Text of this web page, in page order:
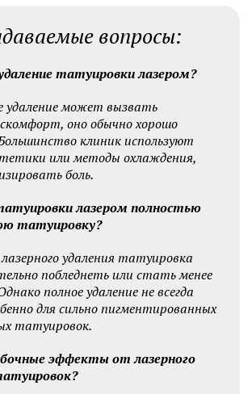
вопросы:
татуировки лазером?
удаление может вызвать
оно обычно хорошо
клиник используют
или методы охлаждения,
боль.
лазером полностью
татуировку?
удаления татуировка
побледнеть или стать менее
полное удаление не всегда
для сильно пигментированных
татуировок.
эффекты от лазерного